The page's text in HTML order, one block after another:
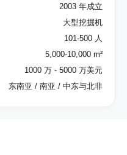
2003 年成立
大型挖掘机
101-500 人
5,000-10,000 m²
1000 万 - 5000 万美元
东南亚 / 南亚 / 中东与北非